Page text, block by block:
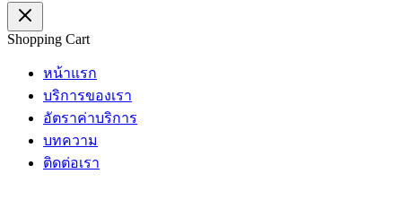
Shopping Cart
หน้าแรก
บริการของเรา
อัตราค่าบริการ
บทความ
ติดต่อเรา